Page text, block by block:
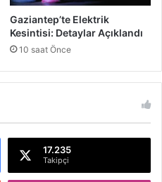
Gaziantep’te Elektrik
Kesintisi: Detaylar Açıklandı
10 saat Önce
17.235
Takipçi